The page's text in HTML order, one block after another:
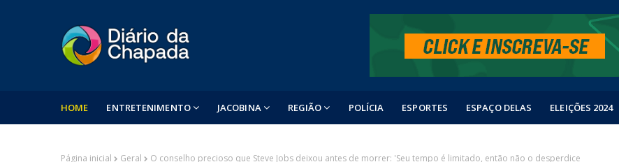
HOME ENTRETENIMENTO JACOBINA REGIÃO POLÍCIA ESPORTES ESPAÇO DELAS ELEIÇÕES 2024
Página inicial Geral
O conselho precioso que Steve Jobs deixou antes de morrer: 'Seu tempo é limitado, então não o desperdice